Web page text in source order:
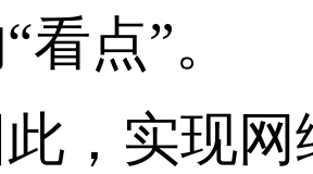
看点”。
实现网